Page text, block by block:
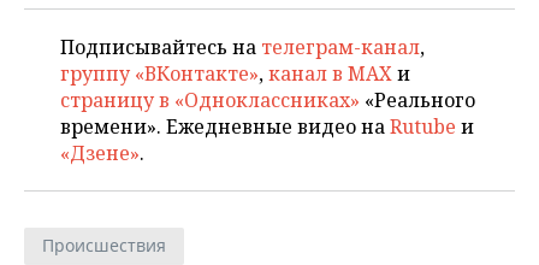
ТЕЛЕКОММУНИКАЦИИ
БИЗНЕС-БРАНЧИ
ONLINE-КОНФЕРЕНЦИИ
ОТКРЫТАЯ ЛЕКЦИЯ
ФУТБОЛ
ХОККЕЙ
БАСКЕТБОЛ
КИБЕРСПОРТ
НОВОСТИ ОБЩЕСТВА
ВЛАСТЬ
ИНФРАСТРУКТУРА
КУЛЬТУРА
ФОТОГАЛЕРЕЯ
СЮЖЕТЫ
СПРАВОЧНИК
СПИСОК КОМПАНИЙ
Подписывайтесь на телеграм-канал,
группу «ВКонтакте»,канал в MAXи
страницу в «Одноклассниках» «Реального
времени». Ежедневные видео наRutube и
«Дзене».
Происшествия